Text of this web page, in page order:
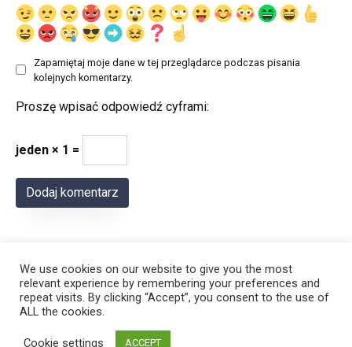
Zapamiętaj moje dane w tej przeglądarce podczas pisania
kolejnych komentarzy.
Proszę wpisać odpowiedź cyframi:
jeden × 1 =
We use cookies on our website to give you the most
relevant experience by remembering your preferences and
repeat visits. By clicking “Accept”, you consent to the use of
ALL the cookies.
Cookie settings ACCEPT